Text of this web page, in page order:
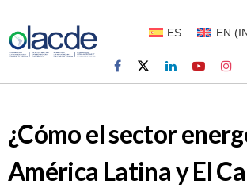
ES EN (
¿Cómo el sector
América Latina y El